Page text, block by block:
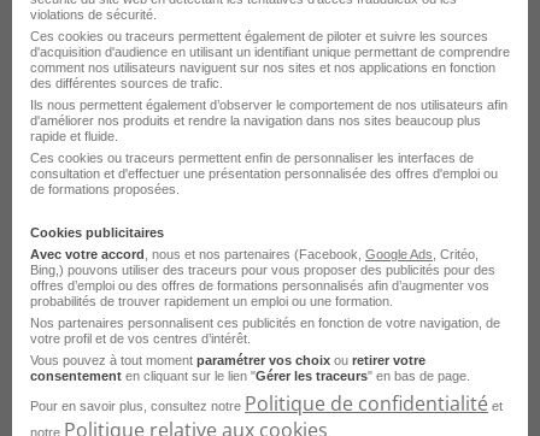
Je postule
Soudeur H/F
Luçon - 85 Intérim
Adequat
Publié le 30 avril 2026
violations de sécurité.
Ces cookies ou traceurs permettent également de piloter et suivre les sources
d'acquisition d'audience en utilisant un identifiant unique permettant de comprendre
comment nos utilisateurs naviguent sur nos sites et nos applications en fonction
des différentes sources de trafic.
Ils nous permettent également d’observer le comportement de nos utilisateurs afin
d'améliorer nos produits et rendre la navigation dans nos sites beaucoup plus
rapide et fluide.
Ces cookies ou traceurs permettent enfin de personnaliser les interfaces de
consultation et d'effectuer une présentation personnalisée des offres d'emploi ou
de formations proposées.
Cookies publicitaires
Avec votre accord , nous et nos partenaires (Facebook, Google Ads , Critéo,
Bing,) pouvons utiliser des traceurs pour vous proposer des publicités pour des
offres d’emploi ou des offres de formations personnalisés afin d’augmenter vos
probabilités de trouver rapidement un emploi ou une formation.
Nos partenaires personnalisent ces publicités en fonction de votre navigation, de
votre profil et de vos centres d’intérêt.
Vous pouvez à tout moment paramétrer vos choix ou retirer votre
consentement en cliquant sur le lien "Gérer les traceurs" en bas de page.
Pour en savoir plus, consultez notre Politique de confidentialité et
notre Politique relative aux cookies